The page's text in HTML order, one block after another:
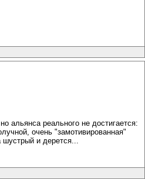
альянса реального не достигается:
очень "замотивированная"
и дерется...